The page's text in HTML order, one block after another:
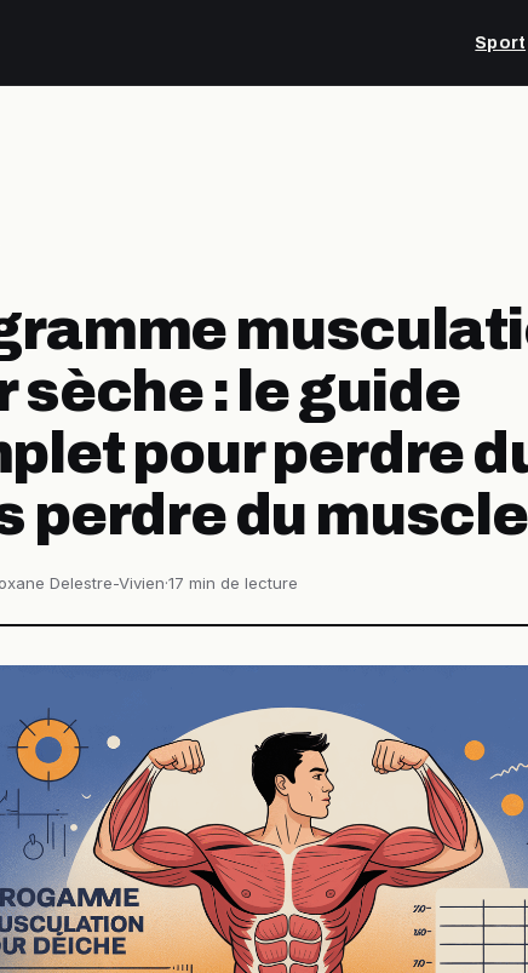
Sport
sèche : le guide
pour perdre
perdre du muscle
Delestre-Vivien·17 min de lecture